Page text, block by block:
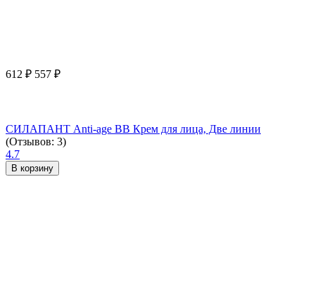
612 ₽ 557 ₽
СИЛАПАНТ Anti-age ВВ Крем для лица, Две линии
(Отзывов: 3)
4.7
В корзину